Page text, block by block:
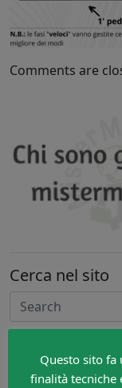
Comments are
Cerca nel sito
Questo sito fa
finalità tecniche